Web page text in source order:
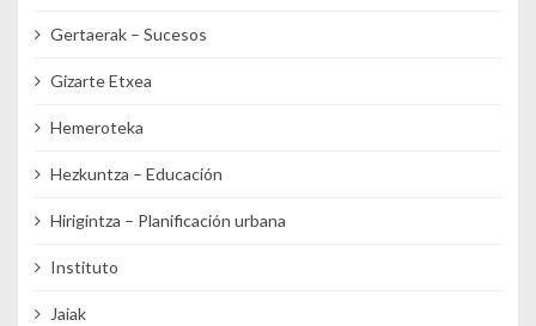
Gertaerak – Sucesos
Gizarte Etxea
Hemeroteka
Hezkuntza – Educación
Hirigintza – Planificación urbana
Instituto
Jaiak